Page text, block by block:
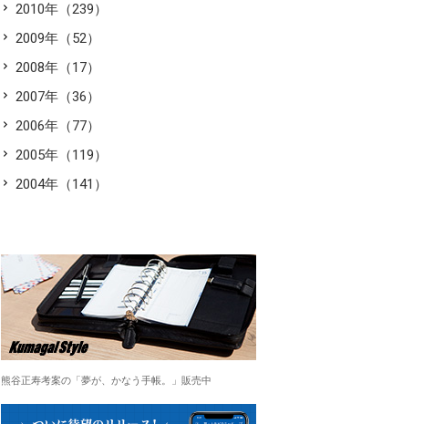
2010年（239）
2009年（52）
2008年（17）
2007年（36）
2006年（77）
2005年（119）
2004年（141）
熊谷正寿考案の「夢が、かなう手帳。」販売中